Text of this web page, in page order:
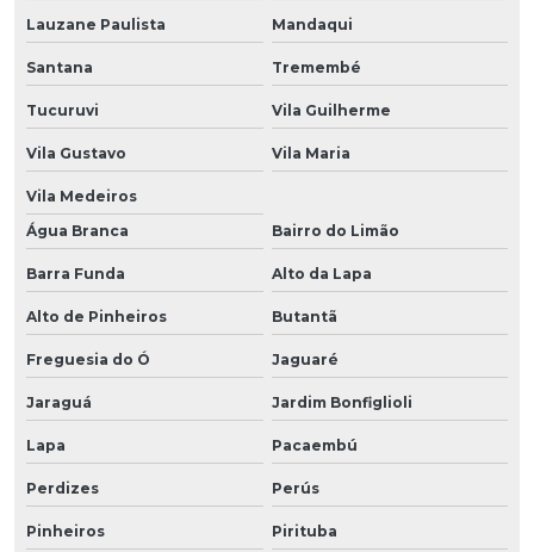
Lauzane Paulista Mandaqui
Santana Tremembé
Tucuruvi Vila Guilherme
Vila Gustavo Vila Maria
Vila Medeiros
Água Branca
Bairro do Limão
Barra Funda Alto da Lapa
Alto de Pinheiros Butantã
Freguesia do Ó Jaguaré
Jaraguá Jardim Bonfiglioli
Lapa Pacaembú
Perdizes Perús
Pinheiros Pirituba